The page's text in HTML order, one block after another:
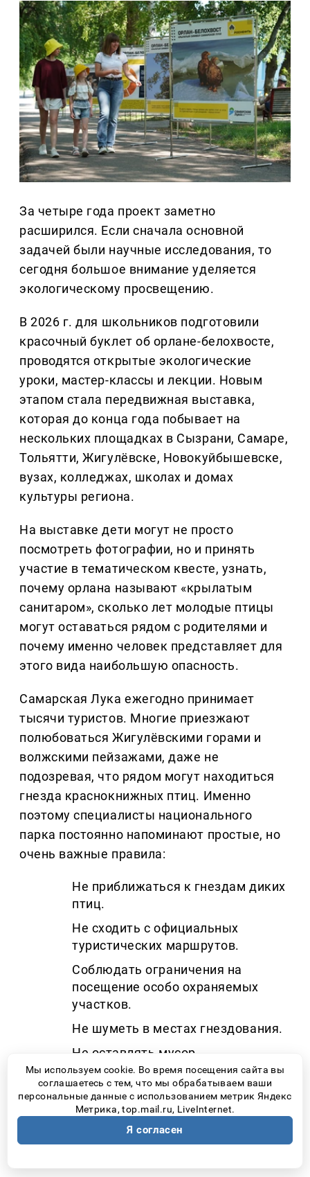
За четыре года проект заметно
расширился. Если сначала основной
задачей были научные исследования, то
сегодня большое внимание уделяется
экологическому просвещению.
В 2026 г. для школьников подготовили
красочный буклет об орлане-белохвосте,
проводятся открытые экологические
уроки, мастер-классы и лекции. Новым
этапом стала передвижная выставка,
которая до конца года побывает на
нескольких площадках в Сызрани, Самаре,
Тольятти, Жигулёвске, Новокуйбышевске,
вузах, колледжах, школах и домах
культуры региона.
На выставке дети могут не просто
посмотреть фотографии, но и принять
участие в тематическом квесте, узнать,
почему орлана называют «крылатым
санитаром», сколько лет молодые птицы
могут оставаться рядом с родителями и
почему именно человек представляет для
этого вида наибольшую опасность.
Самарская Лука ежегодно принимает
тысячи туристов. Многие приезжают
полюбоваться Жигулёвскими горами и
волжскими пейзажами, даже не
подозревая, что рядом могут находиться
гнезда краснокнижных птиц. Именно
поэтому специалисты национального
парка постоянно напоминают простые, но
очень важные правила:
Не приближаться к гнездам диких
птиц.
Не сходить с официальных
туристических маршрутов.
Соблюдать ограничения на
посещение особо охраняемых
участков.
Не шуметь в местах гнездования.
Не оставлять мусор.
Не разводить костры в
непредназначенных для этого
местах.
Не тревожить животных ради
Мы используем cookie. Во время посещения сайта вы
соглашаетесь с тем, что мы обрабатываем ваши
персональные данные с использованием метрик Яндекс
Метрика, top.mail.ru, LiveInternet.
Я согласен